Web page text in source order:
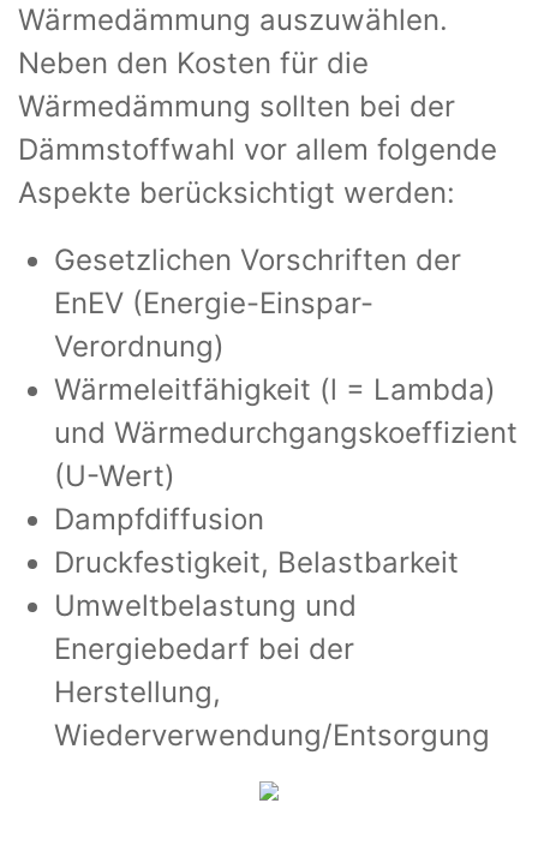
Wärmedämmung auszuwählen.
Neben den Kosten für die
Wärmedämmung sollten bei der
Dämmstoffwahl vor allem folgende
Aspekte berücksichtigt werden:
Gesetzlichen Vorschriften der
EnEV (Energie-Einspar-
Verordnung)
Wärmeleitfähigkeit (l = Lambda)
und Wärmedurchgangskoeffizient
(U-Wert)
Dampfdiffusion
Druckfestigkeit, Belastbarkeit
Umweltbelastung und
Energiebedarf bei der
Herstellung,
Wiederverwendung/Entsorgung